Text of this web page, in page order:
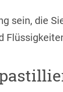
sein, die